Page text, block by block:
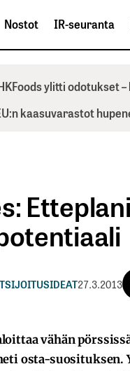
Nostot IR-seuranta
ylitti odotukset
kaasuvarastot
SIJOITUSIDEAT27.3.2013
vähän
osta-suosituksen.